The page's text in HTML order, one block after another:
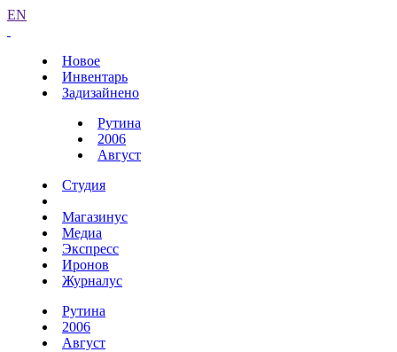
EN
Новое
Инвентарь
Задизайнено
Рутина
2006
Август
Студия
Магазинус
Медиа
Экспресс
Иронов
Журналус
Рутина
2006
Август